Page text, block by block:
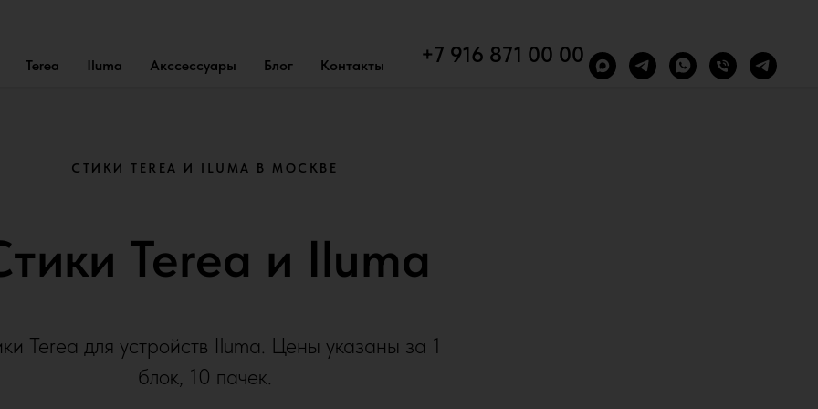
Terea Iluma Акссессуары Блог Контакты +7 916 871 00 00
СТИКИ TEREA И ILUMA В МОСКВЕ
Terea и Iluma
Terea для устройств Iluma. Цены указаны за 1
блок, 10 пачек.